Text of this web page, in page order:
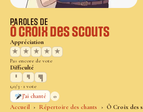
Accueil Répertoire des chants Ô Croix des
PAROLES DE
Ô Croix des scouts
Appréciation
★
★ ★ ★ ★
Pas encore de vote
Difficulté
1,0/3 · 1 vote
J’ai chanté
0